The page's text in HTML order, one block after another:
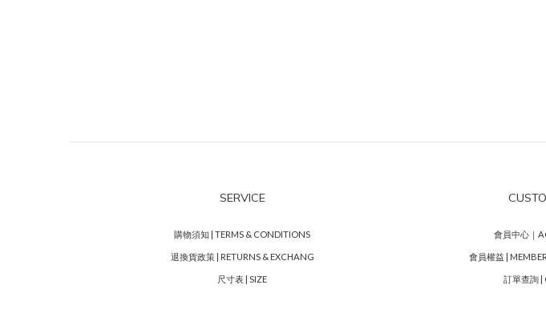
SERVICE
購物須知 | TERMS & CONDITIONS
退換貨政策 | RETURNS & EXCHANG
尺寸表 | SIZE
會員中心｜
會員權益 |
訂單查詢 |